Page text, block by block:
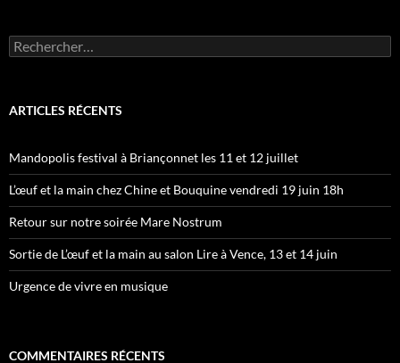
Rechercher :
ARTICLES RÉCENTS
Mandopolis festival à Briançonnet les 11 et 12 juillet
L’œuf et la main chez Chine et Bouquine vendredi 19 juin 18h
Retour sur notre soirée Mare Nostrum
Sortie de L’œuf et la main au salon Lire à Vence, 13 et 14 juin
Urgence de vivre en musique
COMMENTAIRES RÉCENTS